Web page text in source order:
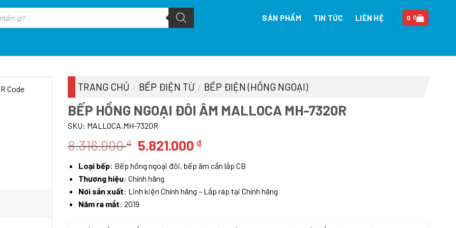
SẢN PHẨM TIN TỨC LIÊN HỆ 0₫
TRANG CHỦ / BẾP ĐIỆN TỪ / BẾP ĐIỆN (HỒNG NGOẠI)
BẾP HỒNG NGOẠI ĐÔI ÂM MALLOCA MH-7320R
SKU: MALLOCA.MH-7320R
8.316.000₫ Giá
gốc
là:
8.316.000 ₫.
5.821.000 ₫Giá
hiện
tại
là:
5.821.000 ₫.
Loại bếp: Bếp hồng ngoại đôi, bếp âm cần lắp CB
Thương hiệu: Chính hãng
Nơi sản xuất: Linh kiện Chính hãng – Lắp ráp tại Chính hãng
Năm ra mắt: 2019